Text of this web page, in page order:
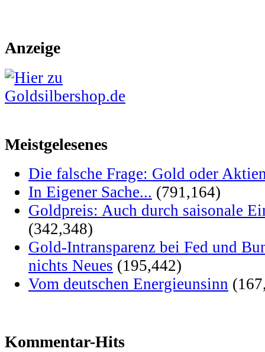
Anzeige
Meistgelesenes
Die falsche Frage: Gold oder
In Eigener Sache... (791,164)
Goldpreis: Auch durch saisonale
(342,348)
Gold-Intransparenz bei Fed und
nichts Neues (195,442)
Vom deutschen Energieunsinn
Kommentar-Hits